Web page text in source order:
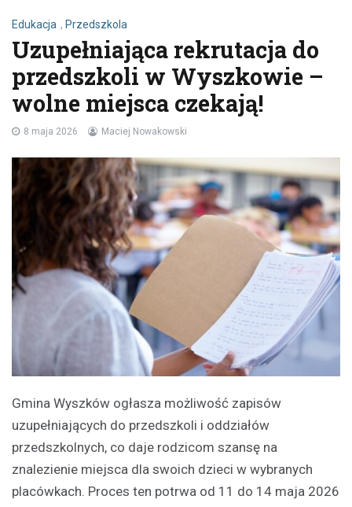
Edukacja , Przedszkola
Uzupełniająca rekrutacja do
przedszkoli w Wyszkowie –
wolne miejsca czekają!
8 maja 2026 Maciej Nowakowski
Gmina Wyszków ogłasza możliwość zapisów
uzupełniających do przedszkoli i oddziałów
przedszkolnych, co daje rodzicom szansę na
znalezienie miejsca dla swoich dzieci w wybranych
placówkach. Proces ten potrwa od 11 do 14 maja 2026